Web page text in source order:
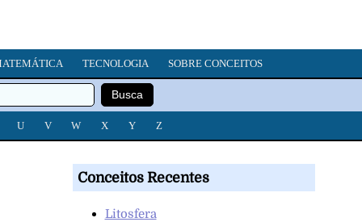
TECNOLOGIA SOBRE CONCEITOS
U V W X Y Z
Conceitos Recentes
Litosfera